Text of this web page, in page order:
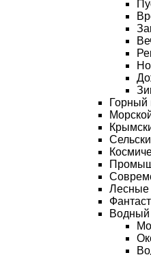
Горный
Лесные
Водный